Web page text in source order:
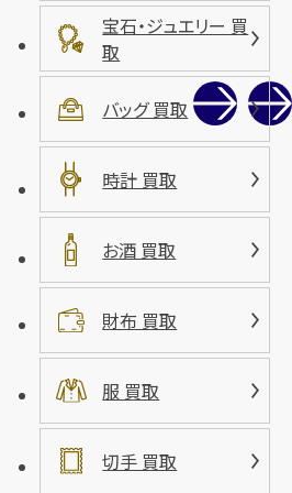
宝石・ジュエリー 買
取
バッグ 買取
時計 買取
お酒 買取
財布 買取
服 買取
切手 買取